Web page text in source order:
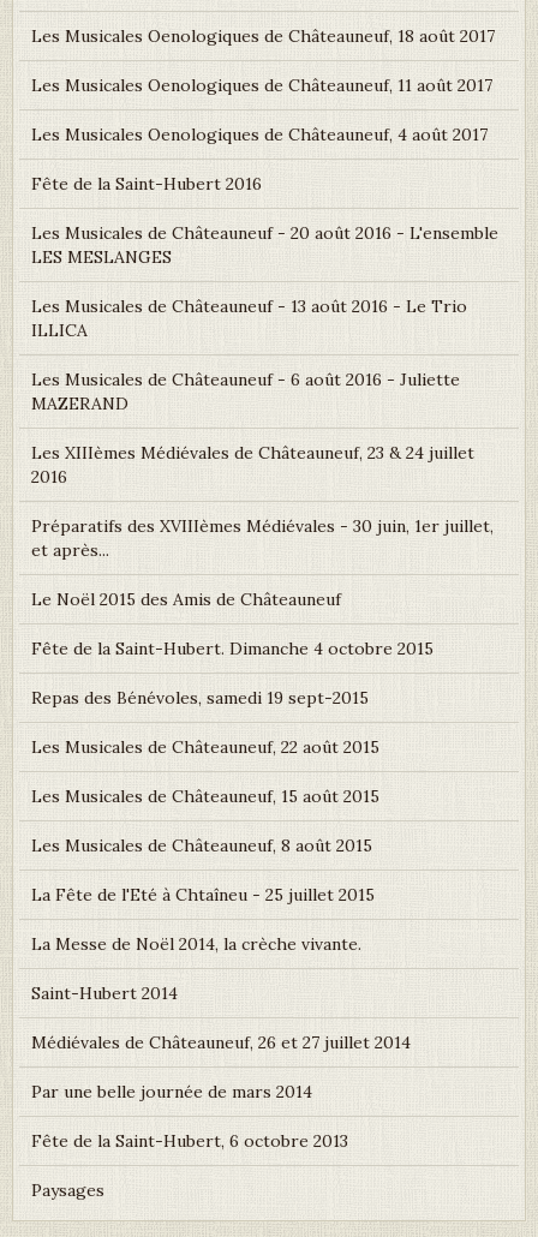
Les Musicales Oenologiques de Châteauneuf, 18 août 2017
Les Musicales Oenologiques de Châteauneuf, 11 août 2017
Les Musicales Oenologiques de Châteauneuf, 4 août 2017
Fête de la Saint-Hubert 2016
Les Musicales de Châteauneuf - 20 août 2016 - L'ensemble
LES MESLANGES
Les Musicales de Châteauneuf - 13 août 2016 - Le Trio
ILLICA
Les Musicales de Châteauneuf - 6 août 2016 - Juliette
MAZERAND
Les XIIIèmes Médiévales de Châteauneuf, 23 & 24 juillet
2016
Préparatifs des XVIIIèmes Médiévales - 30 juin, 1er juillet,
et après...
Le Noël 2015 des Amis de Châteauneuf
Fête de la Saint-Hubert. Dimanche 4 octobre 2015
Repas des Bénévoles, samedi 19 sept-2015
Les Musicales de Châteauneuf, 22 août 2015
Les Musicales de Châteauneuf, 15 août 2015
Les Musicales de Châteauneuf, 8 août 2015
La Fête de l'Eté à Chtaîneu - 25 juillet 2015
La Messe de Noël 2014, la crèche vivante.
Saint-Hubert 2014
Médiévales de Châteauneuf, 26 et 27 juillet 2014
Par une belle journée de mars 2014
Fête de la Saint-Hubert, 6 octobre 2013
Paysages